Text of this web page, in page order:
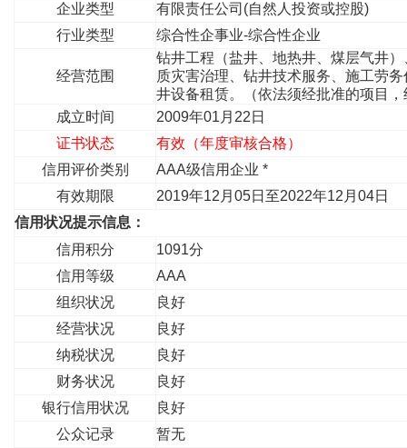
企业类型
有限责任公司(自然人投资或控股)
行业类型
综合性企事业-综合性企业
经营范围
钻井工程（盐井、地热井、煤层气井
质灾害治理、钻井技术服务、施工劳
井设备租赁。（依法须经批准的项目
成立时间
2009年01月22日
证书状态
有效（年度审核合格）
信用评价类别
AAA级信用企业 *
有效期限
2019年12月05日至2022年12月04日
信用状况提示信息：
信用积分
1091分
信用等级
AAA
组织状况
良好
经营状况
良好
纳税状况
良好
财务状况
良好
银行信用状况
良好
公众记录
暂无